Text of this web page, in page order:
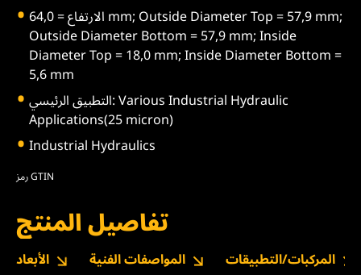
الارتفاع = 64,0 mm; Outside Diameter Top = 57,9 mm;
Outside Diameter Bottom = 57,9 mm; Inside
Diameter Top = 18,0 mm; Inside Diameter Bottom =
5,6 mm
التطبيق الرئيسي: Various Industrial Hydraulic
Applications(25 micron)
Industrial Hydraulics
رمز GTIN
تفاصيل المنتج
الأبعاد المواصفات الفنية المركبات/التطبيقات